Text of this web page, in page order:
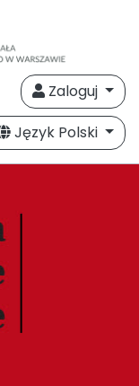
Zaloguj
Język Polski